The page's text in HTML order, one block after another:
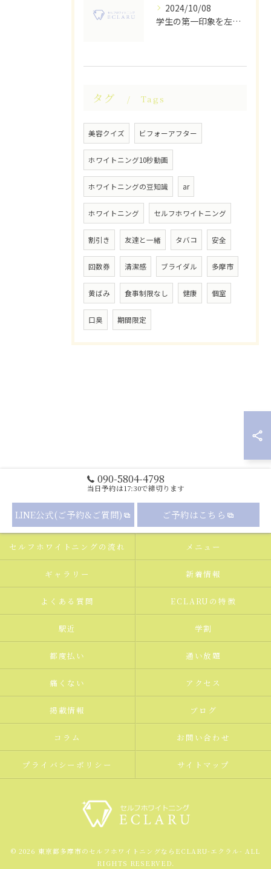
2024/10/08
学生の第一印象を左右する！多摩センター駅のセルフホワイトニングサロン活用術
タグ Tags
美容クイズ ビフォーアフター
ホワイトニング10秒動画
ホワイトニングの豆知識 ar
ホワイトニング セルフホワイトニング
割引き 友達と一緒 タバコ 安全
回数券 清潔感 ブライダル 多摩市
黄ばみ 食事制限なし 健康 個室
口臭 期間限定
090-5804-4798
当日予約は17:30で締切ります
LINE公式(ご予約&ご質問) ご予約はこちら
セルフホワイトニングの流れ メニュー
ギャラリー 新着情報
よくある質問 ECLARUの特徴
駅近 学割
都度払い 通い放題
痛くない アクセス
掲載情報 ブログ
コラム お問い合わせ
プライバシーポリシー サイトマップ
© 2026 東京都多摩市のセルフホワイトニングならECLARU-エクラル- ALL
RIGHTS RESERVED.